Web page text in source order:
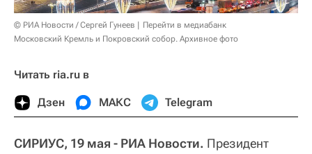
© РИА Новости / Сергей Гунеев
Перейти в медиабанк
Московский Кремль и Покровский собор. Архивное фото
Читать ria.ru в
Дзен МАКС Telegram
СИРИУС, 19 мая - РИА Новости. Президент